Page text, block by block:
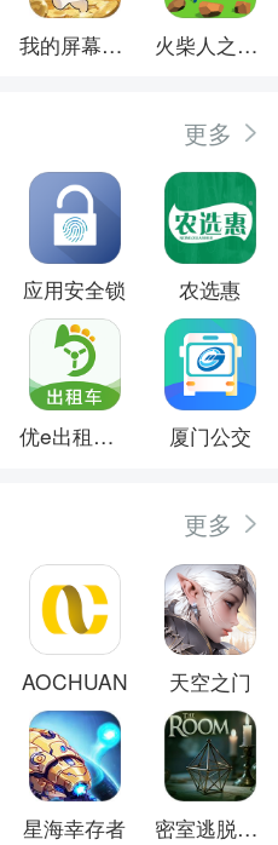
我的屏幕在喷钱 火柴人之觉醒年代
更多
应用安全锁 农选惠
优e出租司机 厦门公交
更多
AOCHUAN 天空之门
星海幸存者 密室逃脱求生系列1极地冒险